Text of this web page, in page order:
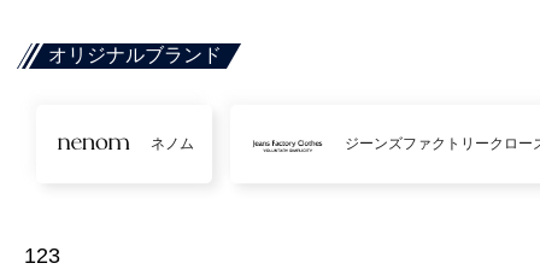
オリジナルブランド
ネノム ジーンズファクトリークロー
123